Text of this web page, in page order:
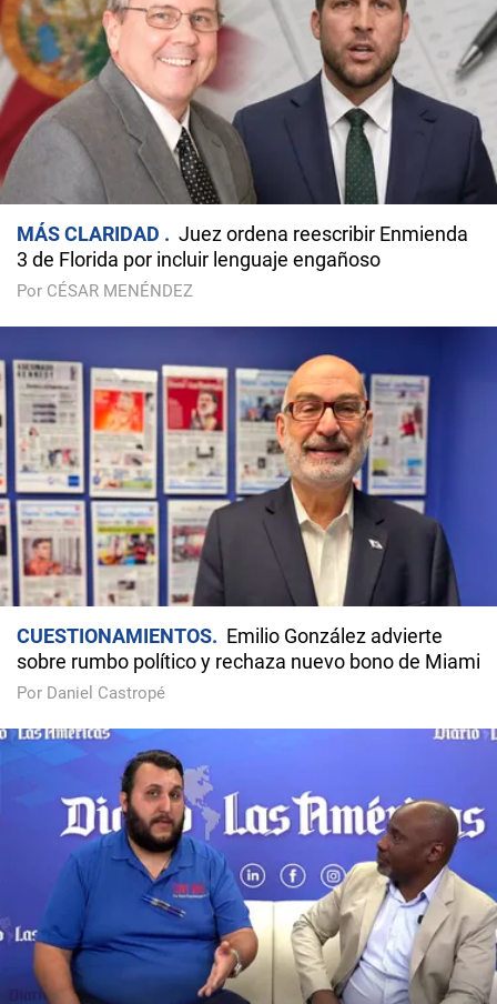
MÁS CLARIDAD
Juez ordena reescribir Enmienda
3 de Florida por incluir lenguaje engañoso
Por CÉSAR MENÉNDEZ
CUESTIONAMIENTOS
Emilio González advierte
sobre rumbo político y rechaza nuevo bono de Miami
Por Daniel Castropé